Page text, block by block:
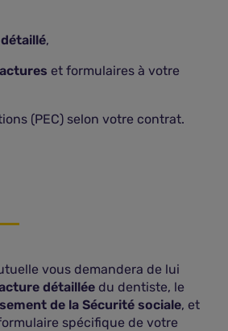
,
et formulaires à votre
(PEC) selon votre contrat.
vous demandera de lui
détaillée du dentiste, le
de la Sécurité sociale, et
spécifique de votre